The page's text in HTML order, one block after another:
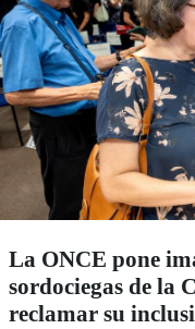
La ONCE pone
sordociegas de la
reclamar su